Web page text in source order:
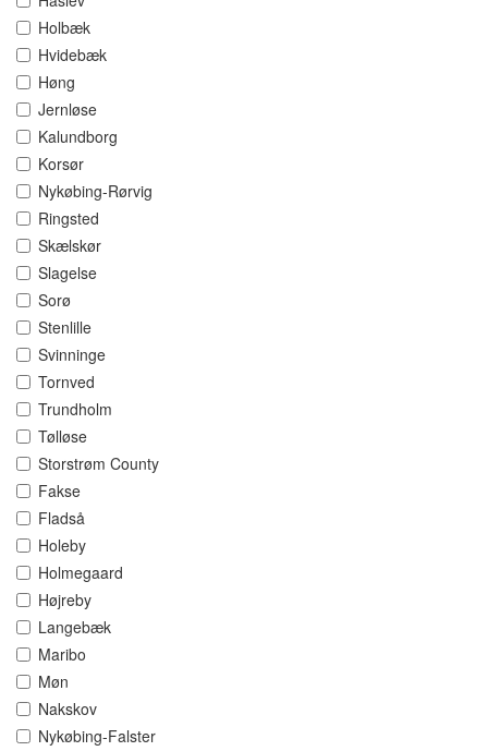
Holbæk
Hvidebæk
Høng
Jernløse
Kalundborg
Korsør
Nykøbing-Rørvig
Ringsted
Skælskør
Slagelse
Sorø
Stenlille
Svinninge
Tornved
Trundholm
Tølløse
Storstrøm County
Fakse
Fladså
Holeby
Holmegaard
Højreby
Langebæk
Maribo
Møn
Nakskov
Nykøbing-Falster